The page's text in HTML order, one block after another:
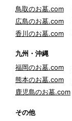
鳥取のお墓.com
広島のお墓.com
香川のお墓.com
九州・沖縄
福岡のお墓.com
熊本のお墓.com
鹿児島のお墓.com
その他